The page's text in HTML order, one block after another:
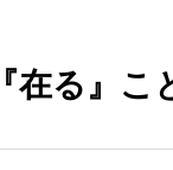
在る』こ